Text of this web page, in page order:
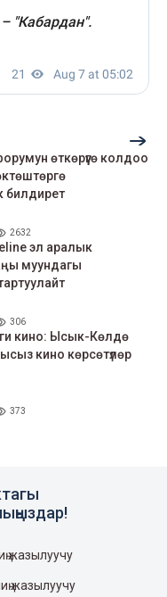
өткөрүүгө колдоо
билдирет
2632
эл аралык
муундагы
306
кино: Ысык-Көлдө
кино көрсөтүлөр
373
жазылуучу
жазылуучу